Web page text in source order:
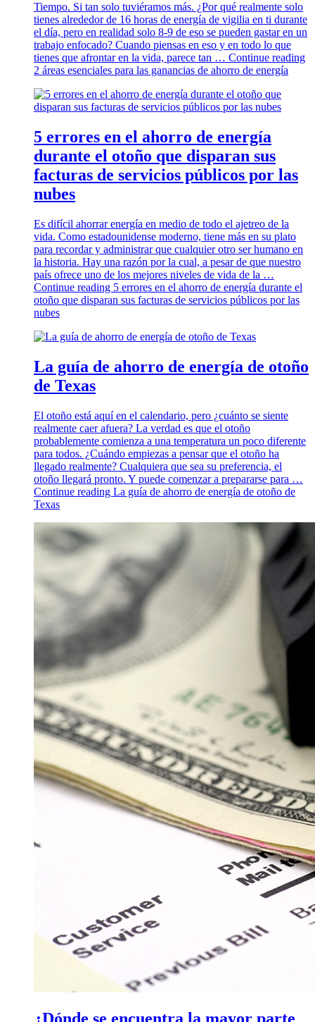
Tiempo. Si tan solo tuviéramos más. ¿Por qué realmente solo
tienes alrededor de 16 horas de energía de vigilia en ti durante
el día, pero en realidad solo 8-9 de eso se pueden gastar en un
trabajo enfocado? Cuando piensas en eso y en todo lo que
tienes que afrontar en la vida, parece tan … Continue reading
2 áreas esenciales para las ganancias de ahorro de energía
5 errores en el ahorro de energía
durante el otoño que disparan sus
facturas de servicios públicos por las
nubes
Es difícil ahorrar energía en medio de todo el ajetreo de la
vida. Como estadounidense moderno, tiene más en su plato
para recordar y administrar que cualquier otro ser humano en
la historia. Hay una razón por la cual, a pesar de que nuestro
país ofrece uno de los mejores niveles de vida de la …
Continue reading 5 errores en el ahorro de energía durante el
otoño que disparan sus facturas de servicios públicos por las
nubes
La guía de ahorro de energía de otoño
de Texas
El otoño está aquí en el calendario, pero ¿cuánto se siente
realmente caer afuera? La verdad es que el otoño
probablemente comienza a una temperatura un poco diferente
para todos. ¿Cuándo empiezas a pensar que el otoño ha
llegado realmente? Cualquiera que sea su preferencia, el
otoño llegará pronto. Y puede comenzar a prepararse para …
Continue reading La guía de ahorro de energía de otoño de
Texas
¿Dónde se encuentra la mayor parte